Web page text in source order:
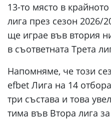
13-то място в
лига през сезон 2026/
ще играе във втория
в съответната Трета
Напомняме, че този
efbet Лига на 14
три състава и това
тима във Втора лига